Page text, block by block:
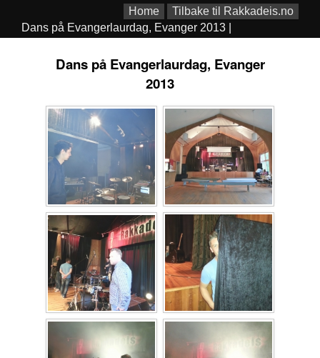
Home
Tilbake til Rakkadeis.no
Dans på Evangerlaurdag, Evanger 2013 |
Dans på Evangerlaurdag, Evanger
2013